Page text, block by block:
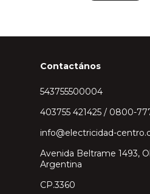
Contactános
543755500004
403755 421425 / 0800-
info@electricidad-
Avenida Beltrame 1493,
Argentina
CP.3360